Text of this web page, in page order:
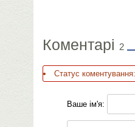
Коментарі 2
Статус
Ваше ім'я: